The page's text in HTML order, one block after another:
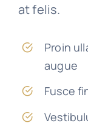
at felis.
Proin
augue
Fusce